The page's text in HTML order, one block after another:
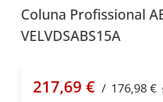
Coluna Profissional
VELVDSABS15A
217,69 € / 176,98 €